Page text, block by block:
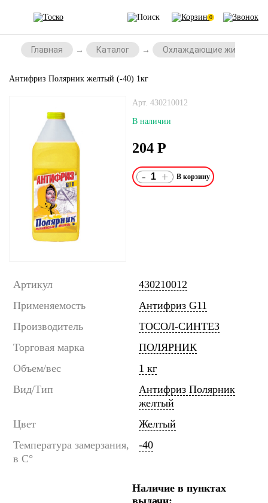
0
Главная Каталог Охлаждающие жидкости
Антифриз Полярник желтый (-40) 1кг
Арт. 430210012
В наличии
204 Р
- +
Артикул
430210012
Применяемость
Антифриз G11
Производитель
ТОСОЛ-СИНТЕЗ
Торговая марка
ПОЛЯРНИК
Объем/вес
1 кг
Вид/Тип
Антифриз Полярник
желтый
Цвет
Желтый
Температура замерзания,
в C°
-40
Наличие в пунктах
выдачи: